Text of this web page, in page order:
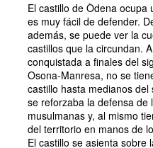
El castillo de Òdena
es muy fácil de defender.
además, se puede ver la
castillos que la circundan.
conquistada a finales del
Osona-Manresa, no se
castillo hasta medianos
se reforzaba la defensa de
musulmanas y, al mismo
del territorio en manos de
El castillo se asienta sobre